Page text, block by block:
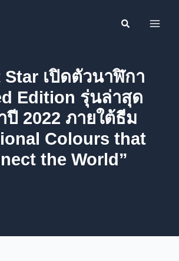
Star เปิดตัวนาฬิกา
Edition รุ่นล่าสุด
ปี 2022 ภายใต้ธีม
Colours that
the World”